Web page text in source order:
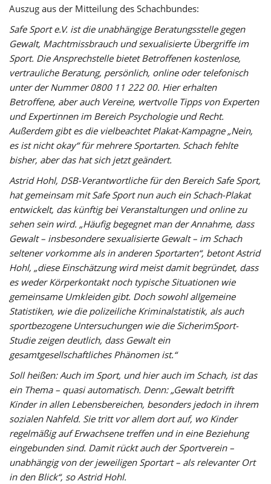
Auszug aus der Mitteilung des Schachbundes:
Safe Sport e.V. ist die unabhängige Beratungsstelle gegen
Gewalt, Machtmissbrauch und sexualisierte Übergriffe im
Sport. Die Ansprechstelle bietet Betroffenen kostenlose,
vertrauliche Beratung, persönlich, online oder telefonisch
unter der Nummer 0800 11 222 00. Hier erhalten
Betroffene, aber auch Vereine, wertvolle Tipps von Experten
und Expertinnen im Bereich Psychologie und Recht.
Außerdem gibt es die vielbeachtet Plakat-Kampagne „Nein,
es ist nicht okay“ für mehrere Sportarten. Schach fehlte
bisher, aber das hat sich jetzt geändert.
Astrid Hohl, DSB-Verantwortliche für den Bereich Safe Sport,
hat gemeinsam mit Safe Sport nun auch ein Schach-Plakat
entwickelt, das künftig bei Veranstaltungen und online zu
sehen sein wird. „Häufig begegnet man der Annahme, dass
Gewalt – insbesondere sexualisierte Gewalt – im Schach
seltener vorkomme als in anderen Sportarten“, betont Astrid
Hohl, „diese Einschätzung wird meist damit begründet, dass
es weder Körperkontakt noch typische Situationen wie
gemeinsame Umkleiden gibt. Doch sowohl allgemeine
Statistiken, wie die polizeiliche Kriminalstatistik, als auch
sportbezogene Untersuchungen wie die SicherimSport-
Studie zeigen deutlich, dass Gewalt ein
gesamtgesellschaftliches Phänomen ist.“
Soll heißen: Auch im Sport, und hier auch im Schach, ist das
ein Thema – quasi automatisch. Denn: „Gewalt betrifft
Kinder in allen Lebensbereichen, besonders jedoch in ihrem
sozialen Nahfeld. Sie tritt vor allem dort auf, wo Kinder
regelmäßig auf Erwachsene treffen und in eine Beziehung
eingebunden sind. Damit rückt auch der Sportverein –
unabhängig von der jeweiligen Sportart – als relevanter Ort
in den Blick“, so Astrid Hohl.